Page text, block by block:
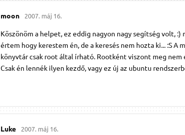
moon 2007. máj 16.
Köszönöm a helpet, ez eddig nagyon nagy segítség volt,
értem hogy kerestem én, de a keresés nem hozta ki... :S
könyvtár csak root által írható. Rootként viszont meg
Csak én lennék ilyen kezdő, vagy ez új az ubuntu
Luke 2007. máj 16.